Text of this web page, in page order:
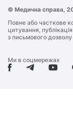
© Медична справа,
Повне або часткове
цитування,
з письмового дозволу
Ми в соцмережах